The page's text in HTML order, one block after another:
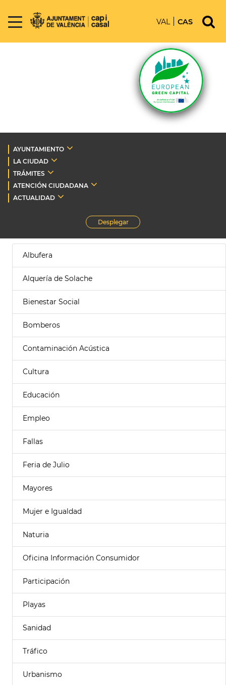
VAL CAS
AYUNTAMIENTO
LA CIUDAD
TRÁMITES
ATENCIÓN CIUDADANA
ACTUALIDAD
Desplegar
Albufera
Alquería de Solache
Bienestar Social
Bomberos
Contaminación Acústica
Cultura
Educación
Empleo
Fallas
Feria de Julio
Mayores
Mujer e Igualdad
Naturia
Oficina Información Consumidor
Participación
Playas
Sanidad
Tráfico
Urbanismo